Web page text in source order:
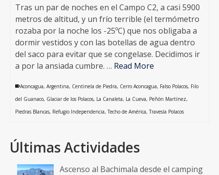
Tras un par de noches en el Campo C2, a casi 5900
metros de altitud, y un frío terrible (el termómetro
rozaba por la noche los -25ºC) que nos obligaba a
dormir vestidos y con las botellas de agua dentro
del saco para evitar que se congelase. Decidimos ir
a por la ansiada cumbre. … Read More
Aconcagua, Argentina, Centinela de Piedra, Cerro Aconcagua, Falso Polacos, Filo
del Guanaco, Glaciar de los Polacos, La Canaleta, La Cueva, Peñón Martínez,
Piedras Blancas, Refugio Independencia,Techo de América,Travesía Polacos
Últimas Actividades
Ascenso al Bachimala desde el camping